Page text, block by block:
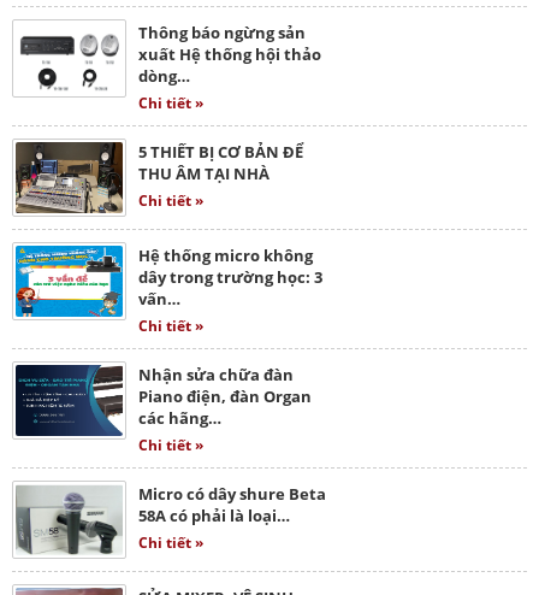
Thông báo ngừng sản
xuất Hệ thống hội thảo
dòng…
Chi tiết »
5 THIẾT BỊ CƠ BẢN ĐỂ
THU ÂM TẠI NHÀ
Chi tiết »
Hệ thống micro không
dây trong trường học: 3
vấn…
Chi tiết »
Nhận sửa chữa đàn
Piano điện, đàn Organ
các hãng…
Chi tiết »
Micro có dây shure Beta
58A có phải là loại…
Chi tiết »